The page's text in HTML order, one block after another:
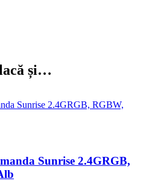
și…
Sunrise 2.4GRGB,